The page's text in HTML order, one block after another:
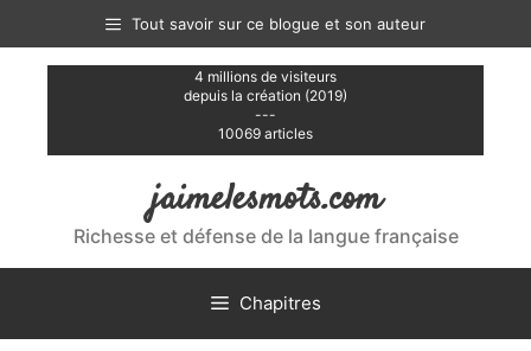
contenu
Tout savoir sur ce blogue et son auteur
4 millions de visiteurs
depuis la création (2019)
---
10069 articles
jaimelesmots.com
Richesse et défense de la langue française
Chapitres